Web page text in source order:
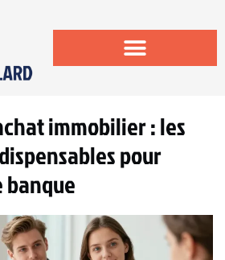
immobilier : les
pour